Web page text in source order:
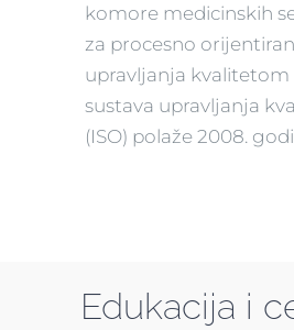
komore medicinskih
za procesno
upravljanja
sustava upravljanja
(ISO) polaže 2008.
Edukacija i